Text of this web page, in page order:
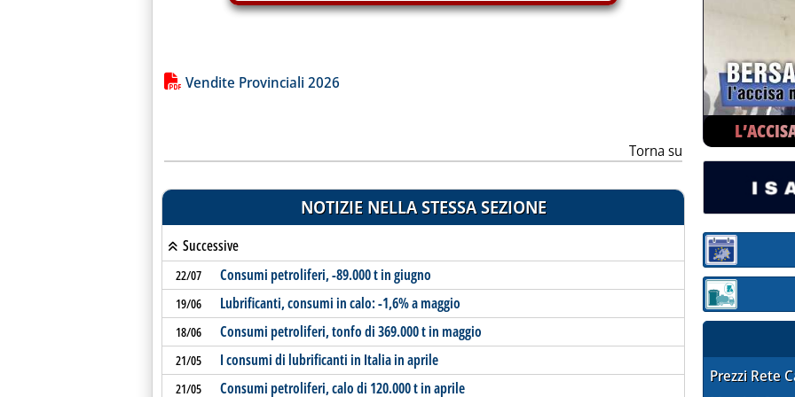
Lista allegati PDF alla notizia
Vendite Provinciali 2026
Torna su
NOTIZIE NELLA STESSA SEZIONE
Successive
22/07 Consumi petroliferi, -89.000 t in giugno
19/06 Lubrificanti, consumi in calo: -1,6% a maggio
18/06 Consumi petroliferi, tonfo di 369.000 t in maggio
21/05 I consumi di lubrificanti in Italia in aprile
21/05 Consumi petroliferi, calo di 120.000 t in aprile
Sezione:
Sezione:
Prezzi Rete